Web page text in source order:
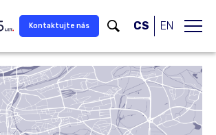
Kontaktujte nás CS EN